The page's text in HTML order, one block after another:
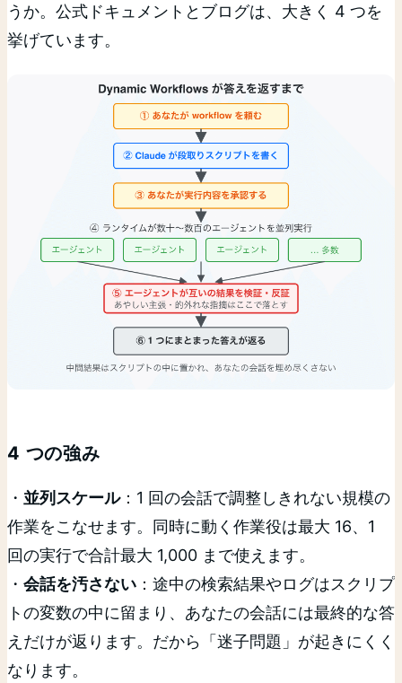
うか。公式ドキュメントとブログは、大きく 4 つを
挙げています。
4 つの強み
・ 並列スケール：1 回の会話で調整しきれない規模の
作業をこなせます。同時に動く作業役は最大 16、1
回の実行で合計最大 1,000 まで使えます。
・ 会話を汚さない ：途中の検索結果やログはスクリプ
トの変数の中に留まり、あなたの会話には最終的な答
えだけが返ります。だから「迷子問題」が起きにくく
なります。